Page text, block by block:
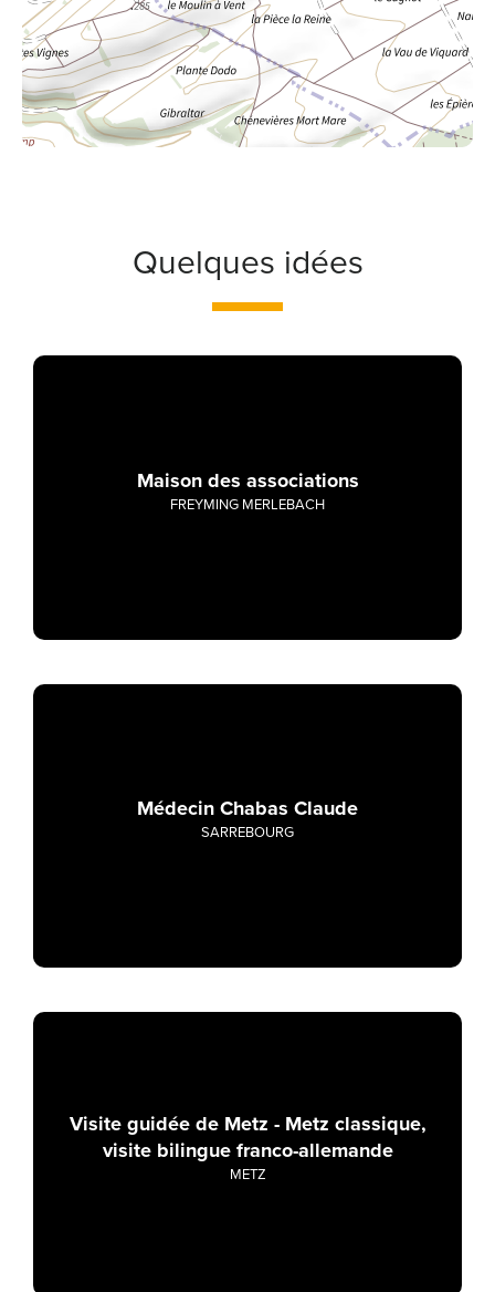
Quelques idées
Maison des associations
FREYMING MERLEBACH
Médecin Chabas Claude
SARREBOURG
Visite guidée de Metz - Metz classique,
visite bilingue franco-allemande
METZ